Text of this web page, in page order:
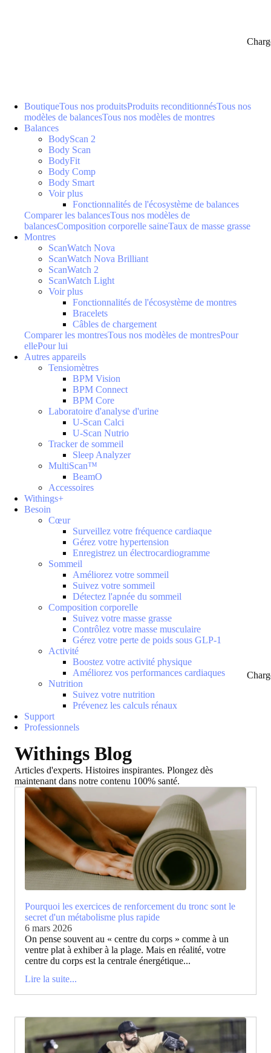
BoutiqueTous nos produitsProduits reconditionnésTous nos
modèles de balancesTous nos modèles de montres
Balances
BodyScan 2
Body Scan
BodyFit
Body Comp
Body Smart
Voir plus
Fonctionnalités de l'écosystème de balances
Comparer les balancesTous nos modèles de
balancesComposition corporelle saineTaux de masse grasse
Montres
ScanWatch Nova
ScanWatch Nova Brilliant
ScanWatch 2
ScanWatch Light
Voir plus
Fonctionnalités de l'écosystème de montres
Bracelets
Câbles de chargement
Comparer les montresTous nos modèles de montresPour
ellePour lui
Autres appareils
Tensiomètres
BPM Vision
BPM Connect
BPM Core
Laboratoire d'analyse d'urine
U-Scan Calci
U-Scan Nutrio
Tracker de sommeil
Sleep Analyzer
MultiScan™
BeamO
Accessoires
Withings+
Besoin
Cœur
Surveillez votre fréquence cardiaque
Gérez votre hypertension
Enregistrez un électrocardiogramme
Sommeil
Améliorez votre sommeil
Suivez votre sommeil
Détectez l'apnée du sommeil
Composition corporelle
Suivez votre masse grasse
Contrôlez votre masse musculaire
Gérez votre perte de poids sous GLP-1
Activité
Boostez votre activité physique
Améliorez vos performances cardiaques
Nutrition
Suivez votre nutrition
Prévenez les calculs rénaux
Support
Professionnels
Withings Blog
Articles d'experts. Histoires inspirantes. Plongez dès
maintenant dans notre contenu 100% santé.
Pourquoi les exercices de renforcement du tronc sont le
secret d'un métabolisme plus rapide
6 mars 2026
On pense souvent au « centre du corps » comme à un
ventre plat à exhiber à la plage. Mais en réalité, votre
centre du corps est la centrale énergétique...
Lire la suite...